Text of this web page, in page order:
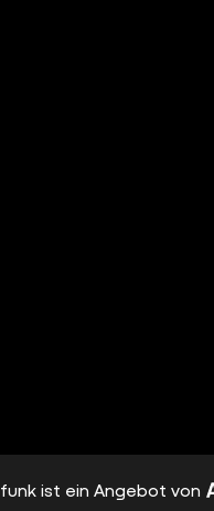
funk ist ein Angebot von